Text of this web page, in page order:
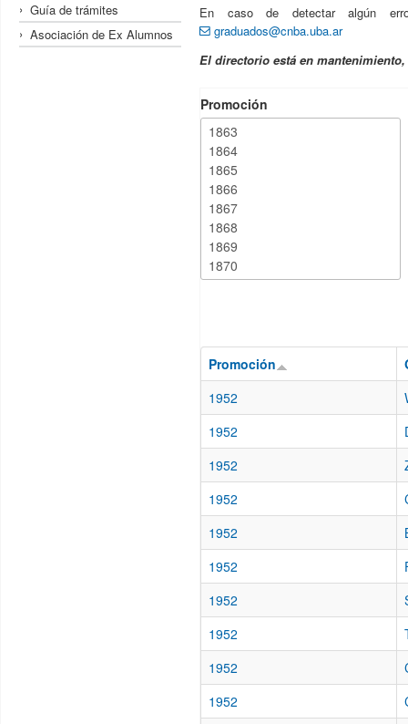
Guía de trámites
Asociación de Ex Alumnos
En caso de detectar algún
graduados@cnba.uba.ar
El directorio está en
Promoción
Promoción
1952
1952
1952
1952
1952
1952
1952
1952
1952
1952